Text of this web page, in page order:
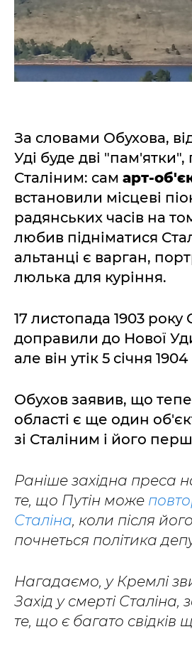
За словами Обухова,
Уді буде дві "пам'ятки",
Сталіним: сам арт-
встановили місцеві
радянських часів на
любив підніматися
альтанці є варган,
люлька для куріння.
17 листопада 1903 року
доправили до Нової
але він утік 5 січня
Обухов заявив, що
області є ще один
зі Сталіним і його
Раніше західна преса
те, що Путін може
Сталіна, коли після
почнеться політика
Нагадаємо, у Кремлі
Захід у смерті
те, що є багато свідків